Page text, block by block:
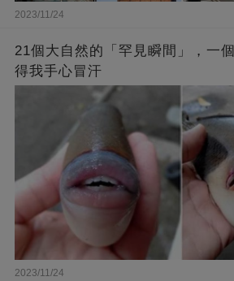
2023/11/24
21個大自然的「罕見瞬間」，一
得我手心冒汗
2023/11/24